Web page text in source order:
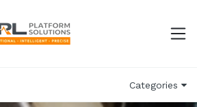
Categories